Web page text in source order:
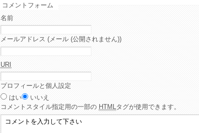
コメントフォーム
名前
メールアドレス (メール (公開されません))
URI
プロフィールと個人設定
はい
いいえ
コメント スタイル指定用の一部の HTMLタグが使用できます。